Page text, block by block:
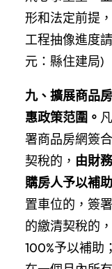
形和法定前提
工程抽像進度
元：縣住建局)
九、擴展商品房
惠政策范圍。
署商品房網簽
契稅的， 由財
購房人予以補助
置車位的，簽
的繳清契稅的
100%予以補助